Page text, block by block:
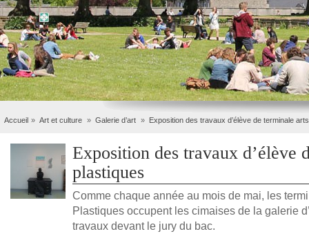
Accueil Art et culture Galerie d’art Exposition des travaux d’élève de terminale
Exposition des travaux d’élève
plastiques
Comme chaque année au mois de mai, les
Plastiques occupent les cimaises de la galerie
travaux devant le jury du bac.